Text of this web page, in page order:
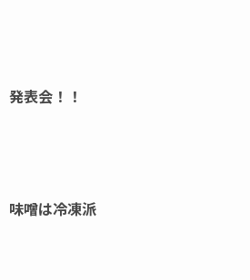
発表会！！
味噌は冷凍派